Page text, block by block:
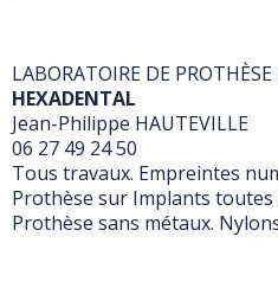
LABORATOIRE DE
HEXADENTAL
Jean-Philippe HAUTEVILLE
06 27 49 24 50
Tous travaux. Empreintes
Prothèse sur Implants toutes
Prothèse sans métaux.